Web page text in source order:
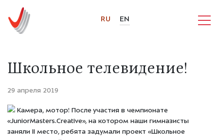
RU EN
Школьное телевидение!
29 апреля 2019
Камера, мотор! После участия в чемпионате
«JuniorMasters.Creative», на котором наши гимназисты
заняли II место, ребята задумали проект «Школьное